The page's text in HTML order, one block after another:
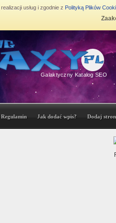
usług i zgodnie z Polityką Plików
Galaktyczny Katalog SEO
Regulamin Jak dodać wpis? Dodaj